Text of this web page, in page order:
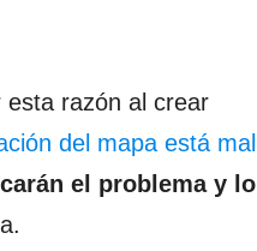
esta razón al crear
del mapa está mal
el problema y lo